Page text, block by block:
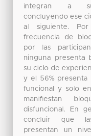
integran a su
concluyendo ese
al siguiente.
frecuencia de
por las
ninguna presenta
su ciclo de
y el 56% presenta
funcional y solo
manifiestan
disfuncional. En
concluir que
presentan un